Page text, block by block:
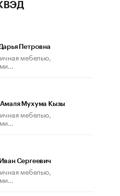
Петровна
мебелью,
Мухума Кызы
мебелью,
Сергеевич
мебелью,